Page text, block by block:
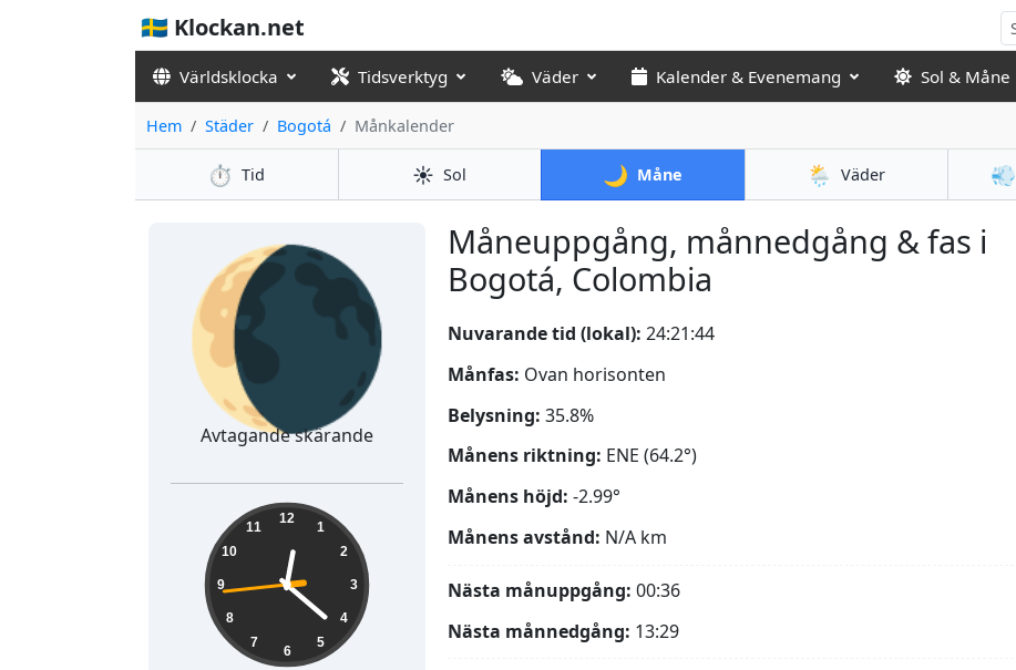
🇸🇪 Klockan.net
Världsklocka Tidsverktyg Väder Kalender & Evenemang Sol & Måne
Hem Städer Bogotá Månkalender
⏱️ Tid ☀️ Sol 🌙 Måne 🌦️ Väder 💨
Måneuppgång, månnedgång & fas i
Bogotá, Colombia
🌘
Avtagande skärande
00:21:45 12
1
2
3
4
5
6
7
8
9
10
11
Nuvarande tid (lokal): 24:21:45
Månfas: Ovan horisonten
Belysning: 35.8%
Månens riktning: ENE (64.2°)
Månens höjd: -2.99°
Månens avstånd: N/A km
Nästa månuppgång: 00:36
Nästa månnedgång: 13:29